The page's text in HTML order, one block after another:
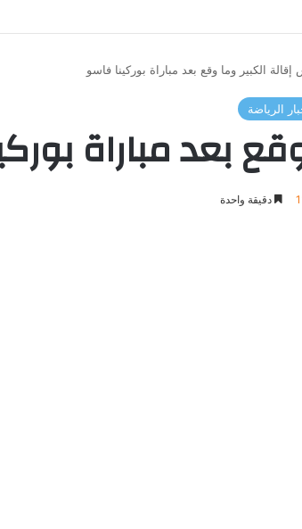
إقالة الكبير وما وقع بعد مباراة بوركينا فاسو
الرياضة
بعد مباراة
دقيقة واحدة